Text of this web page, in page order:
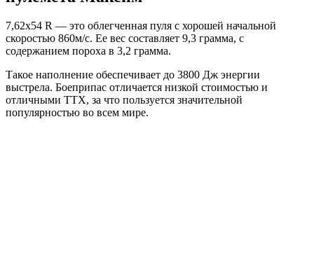
7,62х54 R — это облегченная пуля с хорошей начальной
скоростью 860м/с. Ее вес составляет 9,3 грамма, с
содержанием пороха в 3,2 грамма.
Такое наполнение обеспечивает до 3800 Дж энергии
выстрела. Боеприпас отличается низкой стоимостью и
отличными ТТХ, за что пользуется значительной
популярностью во всем мире.